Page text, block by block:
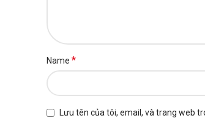
Name *
Lưu tên của tôi, email, và trang web